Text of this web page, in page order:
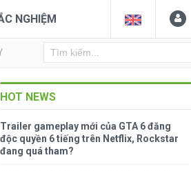
NGHIỆM
HOT NEWS
Trailer gameplay mới của GTA 6 đăng
độc quyền 6 tiếng trên Netflix, Rockstar
đang quá tham?